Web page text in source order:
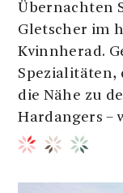
Übernachten
Gletscher im
Kvinnherad.
Spezialitäten,
die Nähe zu
Hardangers –